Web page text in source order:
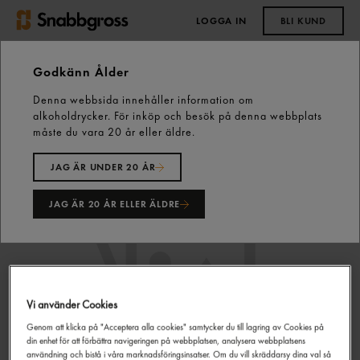
LOGGA IN BLI KUND
Start Vårt sortiment Fryst
Frukt & Bär
Mangopuré Fryst 1kg Boiron
Godkänn Ålder
Denna webbsida innehåller information om
alkoholdrycker. För inköp och besök på denna webbplats
måste du vara 20 år eller äldre.
JAG ÄR UNDER 20 ÅR
JAG ÄR 20 ÅR ELLER ÄLDRE
Vi använder Cookies
Genom att klicka på "Acceptera alla cookies" samtycker du till lagring av Cookies på
din enhet för att förbättra navigeringen på webbplatsen, analysera webbplatsens
användning och bistå i våra marknadsföringsinsatser. Om du vill skräddarsy dina val så